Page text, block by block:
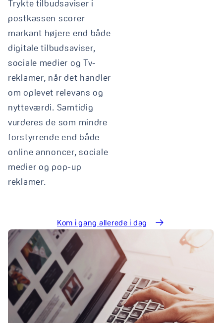
Trykte tilbudsaviser i
postkassen scorer
markant højere end både
digitale tilbudsaviser,
sociale medier og Tv-
reklamer, når det handler
om oplevet relevans og
nytteværdi. Samtidig
vurderes de som mindre
forstyrrende end både
online annoncer, sociale
medier og pop-up
reklamer.
Kom i gang allerede i dag